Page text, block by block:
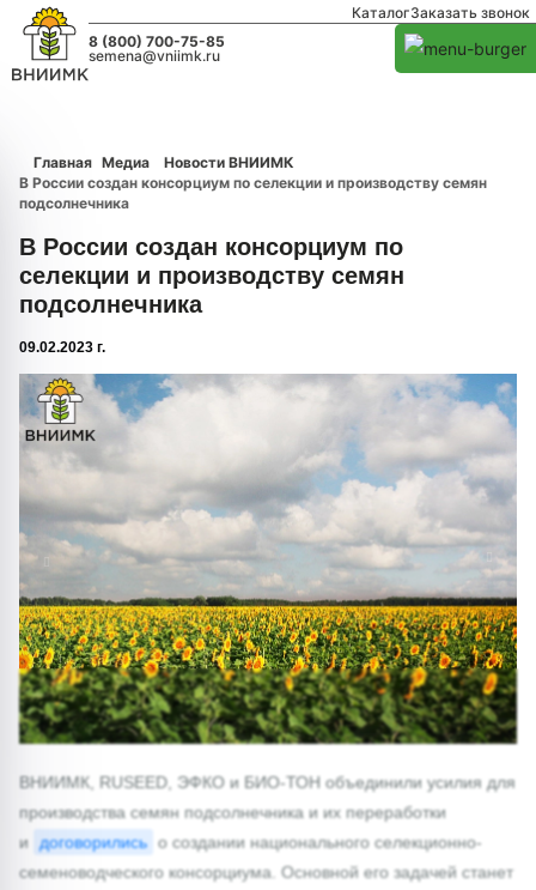
КаталогЗаказать звонок
8 (800) 700-75-85
semena@vniimk.ru
Главная Медиа
Новости ВНИИМК
В России создан консорциум по селекции и производству семян
подсолнечника
В России создан консорциум по
селекции и производству семян
подсолнечника
09.02.2023 г.
ВНИИМК, RUSEED, ЭФКО и БИО-ТОН объединили усилия для
производства семян подсолнечника и их переработки
и договорились о создании национального селекционно-
семеноводческого консорциума. Основной его задачей станет